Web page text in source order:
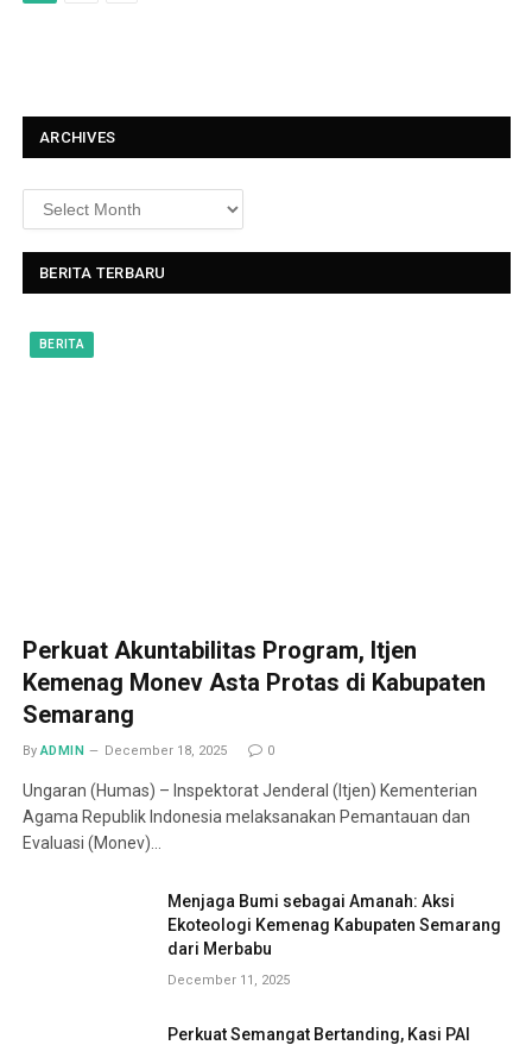
ARCHIVES
BERITA TERBARU
BERITA
Perkuat Akuntabilitas Program, Itjen
Kemenag Monev Asta Protas di Kabupaten
Semarang
By ADMIN December 18, 2025 0
Ungaran (Humas) – Inspektorat Jenderal (Itjen) Kementerian
Agama Republik Indonesia melaksanakan Pemantauan dan
Evaluasi (Monev)…
Menjaga Bumi sebagai Amanah: Aksi
Ekoteologi Kemenag Kabupaten Semarang
dari Merbabu
December 11, 2025
Perkuat Semangat Bertanding, Kasi PAI